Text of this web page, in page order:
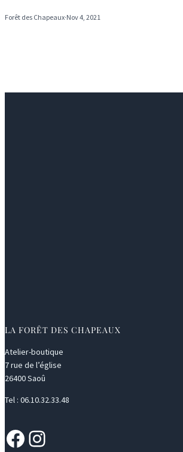
Forêt des Chapeaux·Nov 4, 2021
LA FORÊT DES CHAPEAUX
Atelier-boutique
7 rue de l’église
26400 Saoû
Tel : 06.10.32.33.48
Facebook Instagram